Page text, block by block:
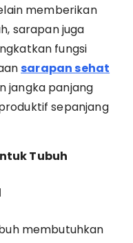
memberikan
sarapan juga
fungsi
sarapan sehat
jangka panjang
sepanjang
Tubuh
membutuhkan